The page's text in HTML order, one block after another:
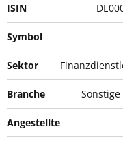
ISIN
Symbol
Sektor
Branche
Angestellte